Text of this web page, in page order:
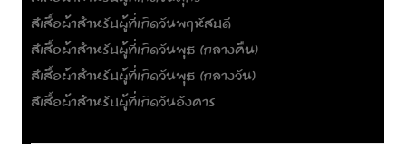
สีเสื้อผ้าสำหรับผู้ที่เกิดวันพฤหัสบดี
สีเสื้อผ้าสำหรับผู้ที่เกิดวันพุธ (กลางคืน)
สีเสื้อผ้าสำหรับผู้ที่เกิดวันพุธ (กลางวัน)
สีเสื้อผ้าสำหรับผู้ที่เกิดวันอังคาร